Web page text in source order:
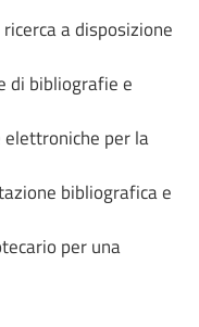
a disposizione
di bibliografie e
per la
bibliografica e
per una